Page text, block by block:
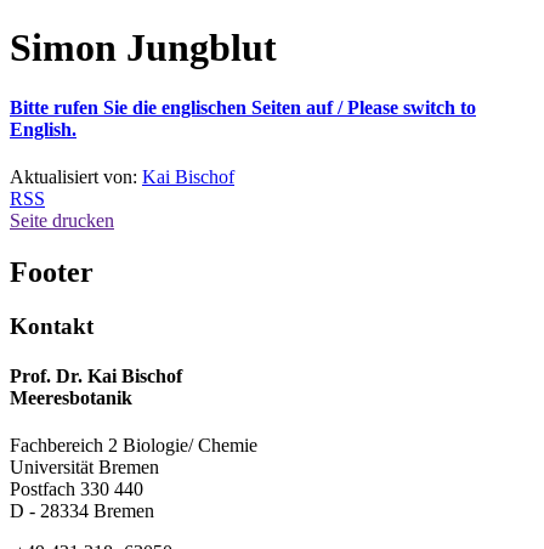
Simon Jungblut
Bitte rufen Sie die englischen Seiten auf /Please switch to
English.
Aktualisiert von: Kai Bischof
RSS
Seite drucken
Footer
Kontakt
Prof. Dr. Kai Bischof
Meeresbotanik
Fachbereich 2 Biologie/ Chemie
Universität Bremen
Postfach 330 440
D - 28334 Bremen